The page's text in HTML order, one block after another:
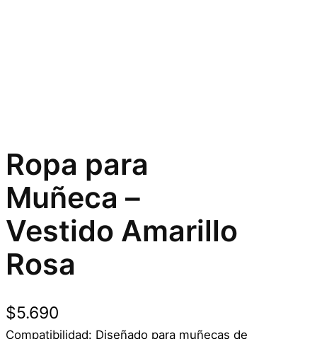
Ropa para
Muñeca –
Vestido Amarillo
Rosa
$5.690
Compatibilidad: Diseñado para muñecas de